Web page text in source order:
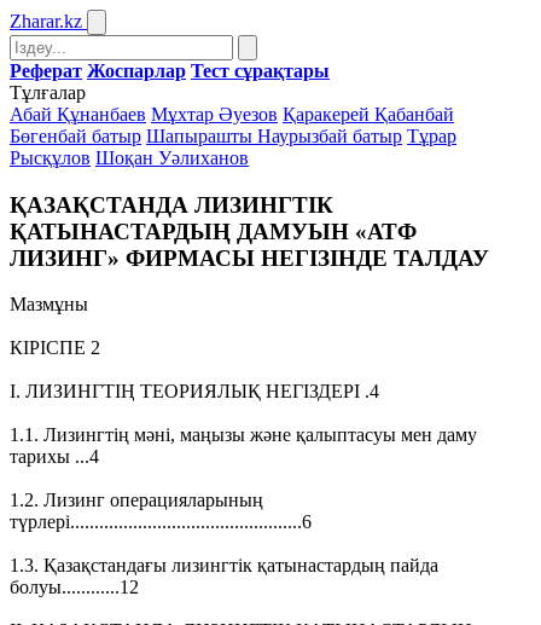
Zharar.kz
Реферат Жоспарлар Тест сұрақтары
Тұлғалар
Абай Құнанбаев Мұхтар Әуезов Қаракерей Қабанбай
Бөгенбай батыр Шапырашты Наурызбай батыр Тұрар
Рысқұлов Шоқан Уәлиханов
ҚАЗАҚСТАНДА ЛИЗИНГТІК
ҚАТЫНАСТАРДЫҢ ДАМУЫН «АТФ
ЛИЗИНГ» ФИРМАСЫ НЕГІЗІНДЕ ТАЛДАУ
Мазмұны
КІРІСПЕ 2
I. ЛИЗИНГТІҢ ТЕОРИЯЛЫҚ НЕГІЗДЕРІ .4
1.1. Лизингтің мәні, маңызы және қалыптасуы мен даму
тарихы ...4
1.2. Лизинг операцияларының
түрлері................................................6
1.3. Қазақстандағы лизингтік қатынастардың пайда
болуы............12